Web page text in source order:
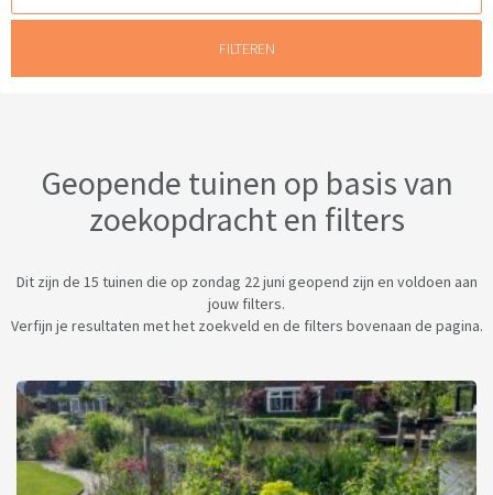
Geopende tuinen op basis van
zoekopdracht en filters
Dit zijn de 15 tuinen die op zondag 22 juni geopend zijn en voldoen aan
jouw filters.
Verfijn je resultaten met het zoekveld en de filters bovenaan de pagina.